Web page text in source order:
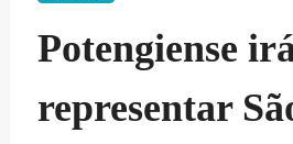
Potengiense
representar